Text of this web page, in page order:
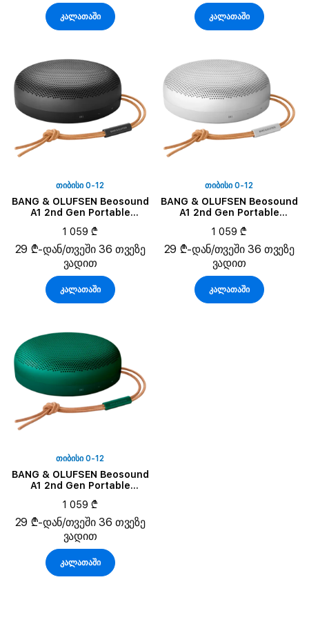
კალათაში კალათაში
ᲗᲘᲑᲘᲡᲘ 0-12
BANG & OLUFSEN Beosound
A1 2nd Gen Portable
1 059 ₾
29 ₾-დან/თვეში 36 თვეზე
ვადით
კალათაში
ᲗᲘᲑᲘᲡᲘ 0-12
BANG & OLUFSEN Beosound
A1 2nd Gen Portable
1 059 ₾
29 ₾-დან/თვეში 36 თვეზე
ვადით
კალათაში
ᲗᲘᲑᲘᲡᲘ 0-12
BANG & OLUFSEN Beosound
A1 2nd Gen Portable
1 059 ₾
29 ₾-დან/თვეში 36 თვეზე
ვადით
კალათაში